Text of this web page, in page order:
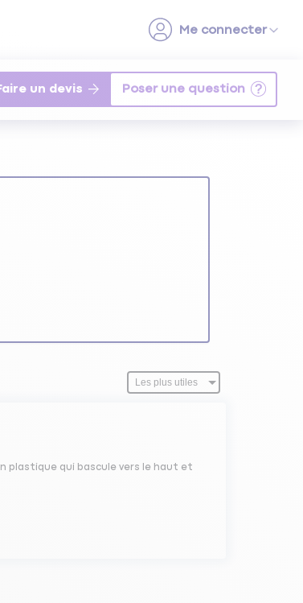
un devis
plastique qui bascule vers le haut et